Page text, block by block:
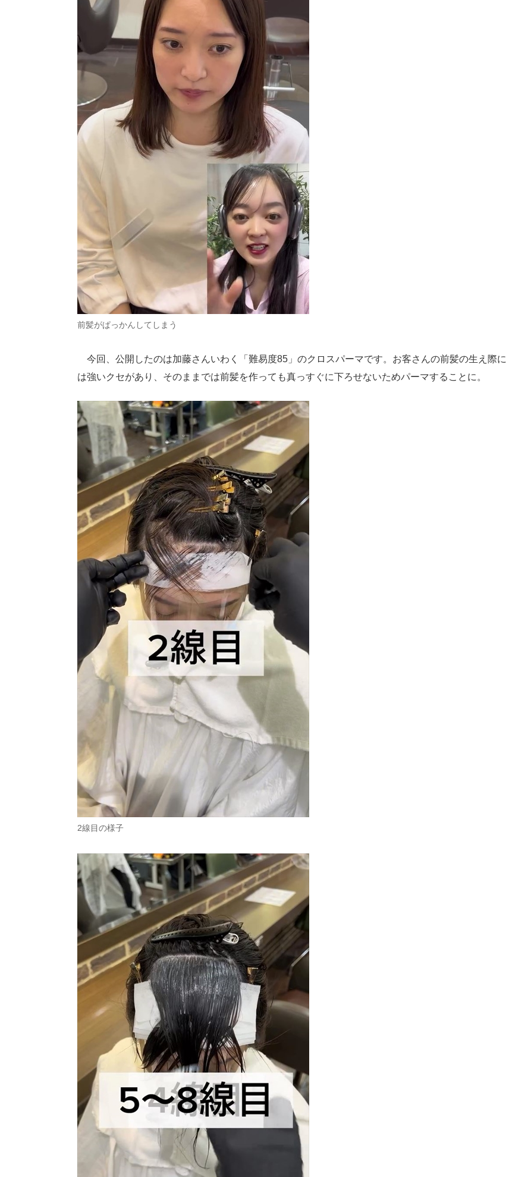
前髪がぱっかんしてしまう
今回、公開したのは加藤さんいわく「難易度85」のクロスパーマです。お客さんの前髪の生え際に
は強いクセがあり、そのままでは前髪を作っても真っすぐに下ろせないためパーマすることに。
2線目の様子